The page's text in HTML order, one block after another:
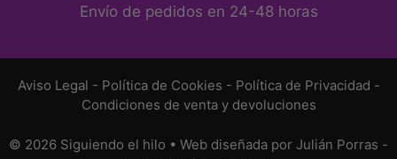
Envío de pedidos en 24-48 horas
Aviso Legal - Política de Cookies - Política de Privacidad -
Condiciones de venta y devoluciones
© 2026 Siguiendo el hilo • Web diseñada por Julián Porras -